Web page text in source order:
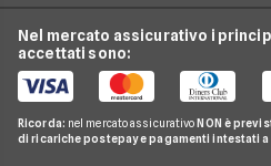
Conti e Carte
Telefonia Mobile
Pay TV
Noleggio Lungo Termine
Mediaset Premium
Netflix
Sky e Fastweb
Sky
Guida Pay TV
Domande Pay TV
Argomenti in evidenza Pay TV
Nel mercato assicurativo i
accettati sono:
Ricorda: nel mercato assicurativoNON è
di ricariche postepay e pagamenti intestati